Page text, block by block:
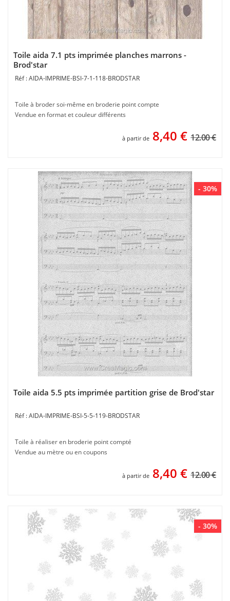
Toile aida 7.1 pts imprimée planches marrons -
Brod'star
AIDA-IMPRIME-BSI-7-1-118-BRODSTAR
Toile à broder soi-même en broderie point compte
Vendue en format et couleur différents
à partir de 8,40 € 12.00 €
- 30%
Toile aida 5.5 pts imprimée partition grise de Brod'star
AIDA-IMPRIME-BSI-5-5-119-BRODSTAR
Toile à réaliser en broderie point compté
Vendue au mètre ou en coupons
à partir de 8,40 € 12.00 €
- 30%